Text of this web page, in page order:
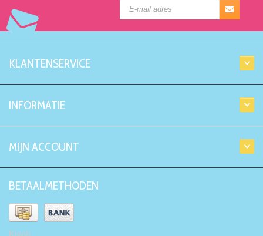
KLANTENSERVICE
INFORMATIE
MIJN ACCOUNT
BETAALMETHODEN
Kiyoh